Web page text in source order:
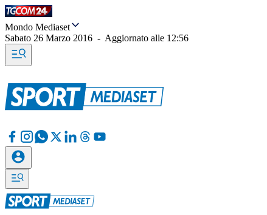
Mondo Mediaset
Sabato 26 Marzo 2016 - Aggiornato alle 12:56